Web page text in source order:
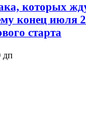
которых
конец июля
старта
дп